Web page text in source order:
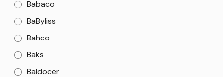
Babaco
BaByliss
Bahco
Baks
Baldocer